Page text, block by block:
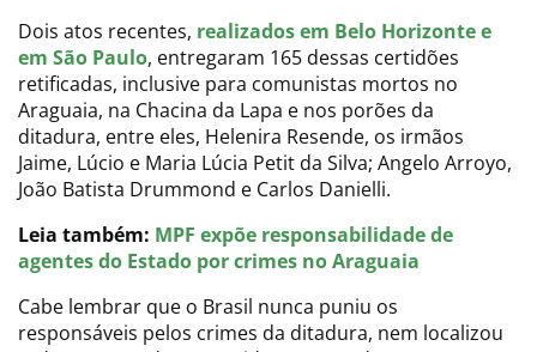
Dois atos recentes, realizados em Belo Horizonte e
em São Paulo, entregaram 165 dessas certidões
retificadas, inclusive para comunistas mortos no
Araguaia, na Chacina da Lapa e nos porões da
ditadura, entre eles, Helenira Resende, os irmãos
Jaime, Lúcio e Maria Lúcia Petit da Silva; Angelo Arroyo,
João Batista Drummond e Carlos Danielli.
Leia também: MPF expõe responsabilidade de
agentes do Estado por crimes no Araguaia
Cabe lembrar que o Brasil nunca puniu os
responsáveis pelos crimes da ditadura, nem localizou